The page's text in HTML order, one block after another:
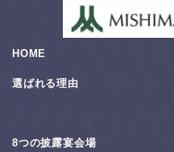
HOME
選ばれる理由
8つの披露宴会場